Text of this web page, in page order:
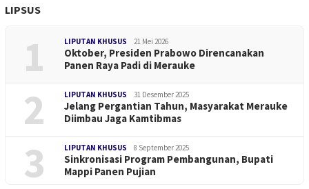
LIPSUS
1 LIPUTAN KHUSUS 21 Mei 2026
Oktober, Presiden Prabowo Direncanakan
Panen Raya Padi di Merauke
2 LIPUTAN KHUSUS 31 Desember 2025
Jelang Pergantian Tahun, Masyarakat Merauke
Diimbau Jaga Kamtibmas
3 LIPUTAN KHUSUS 8 September 2025
Sinkronisasi Program Pembangunan, Bupati
Mappi Panen Pujian